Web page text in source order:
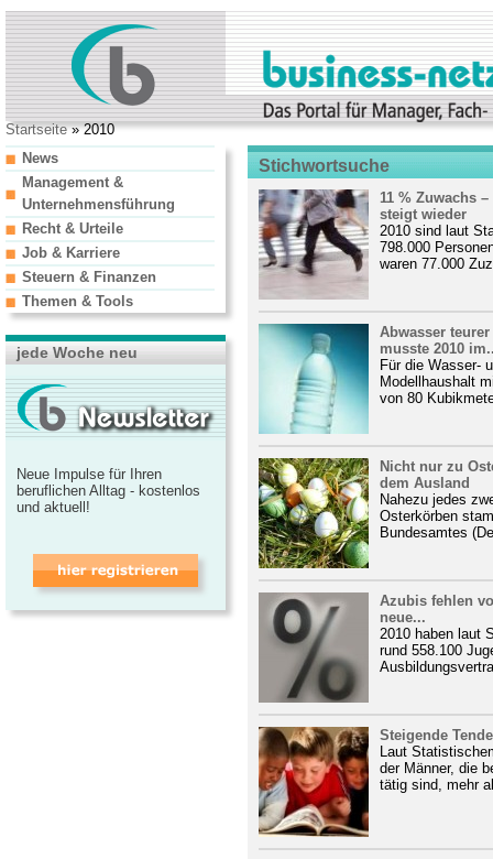
Startseite» 2010
Stichwortsuche
11 % Zuwachs
steigt wieder
2010 sind laut
798.000
waren 77.000
Abwasser
musste 2010
Für die Wasser-
Modellhaushalt
von 80
Nicht nur zu
dem Ausland
Nahezu jedes
Osterkörben
Bundesamtes
Azubis fehlen
neue...
2010 haben laut
rund 558.100
Steigende
Laut
der Männer, die
tätig sind, mehr
News
Management &
Unternehmensführung
Recht & Urteile
Job & Karriere
Steuern & Finanzen
Themen & Tools
jede Woche neu
Neue Impulse für Ihren
beruflichen Alltag - kostenlos
und aktuell!